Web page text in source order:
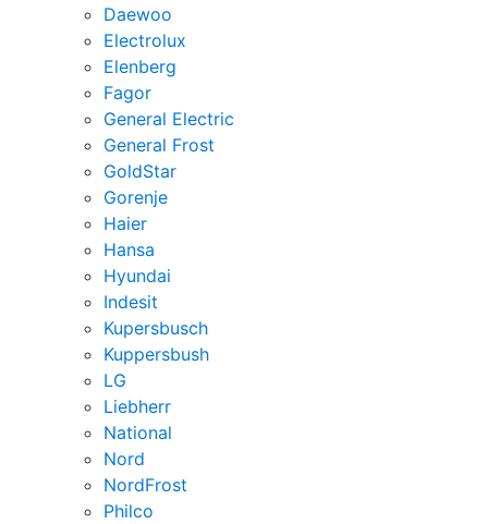
Daewoo
Electrolux
Elenberg
Fagor
General Electric
General Frost
GoldStar
Gorenje
Haier
Hansa
Hyundai
Indesit
Kupersbusch
Kuppersbush
LG
Liebherr
National
Nord
NordFrost
Philco